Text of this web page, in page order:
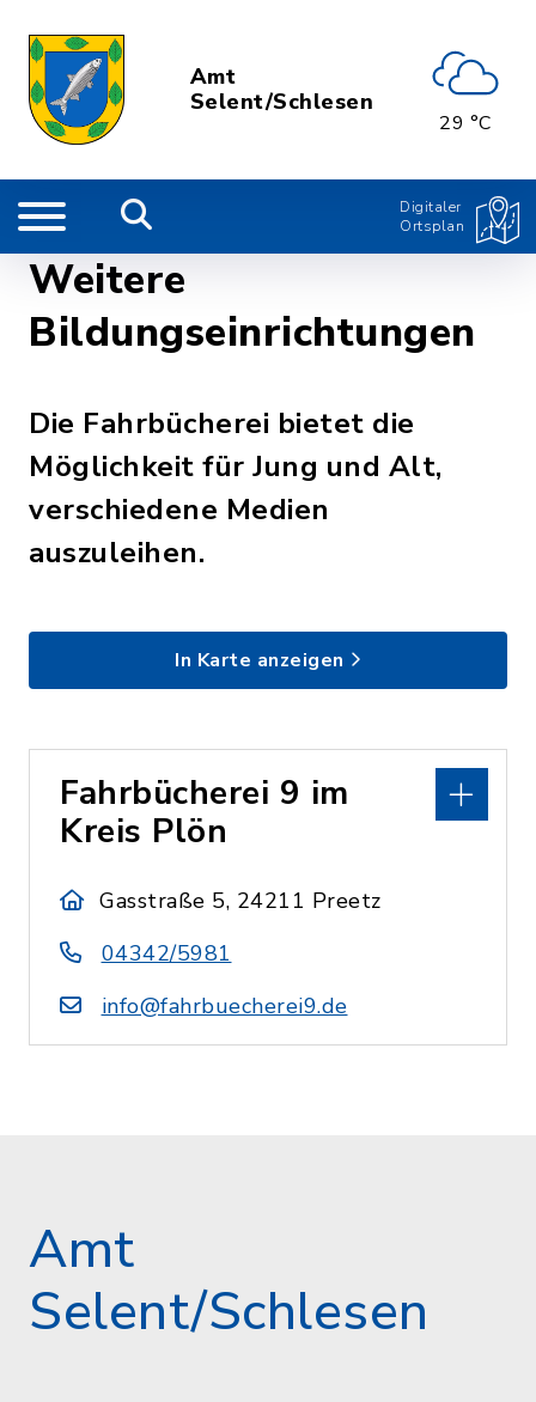
Amt
Selent/Schlesen
29 °C
Digitaler
Ortsplan
Weitere
Bildungseinrichtungen
Die Fahrbücherei bietet die
Möglichkeit für Jung und Alt,
verschiedene Medien
auszuleihen.
In Karte anzeigen
Fahrbücherei 9 im
Kreis Plön
Gasstraße 5, 24211 Preetz
04342/5981
info@fahrbuecherei9.de
Amt
Selent/Schlesen